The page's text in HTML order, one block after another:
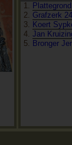
Plattegrond
Grafzerk 24
Koert
Jan
Bronger